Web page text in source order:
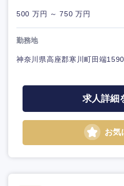
500 万円 ～ 750 万円
勤務地
神奈川県高座郡寒川町田端1590
求人詳細
お気